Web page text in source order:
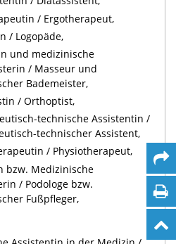
/ Ergotherapeut,
/ Logopäde,
und medizinische
/ Masseur und
Bademeister,
/ Orthoptist,
technische Assistentin /
technischer Assistent,
/ Physiotherapeut,
bzw. Medizinische
/ Podologe bzw.
Fußpfleger,